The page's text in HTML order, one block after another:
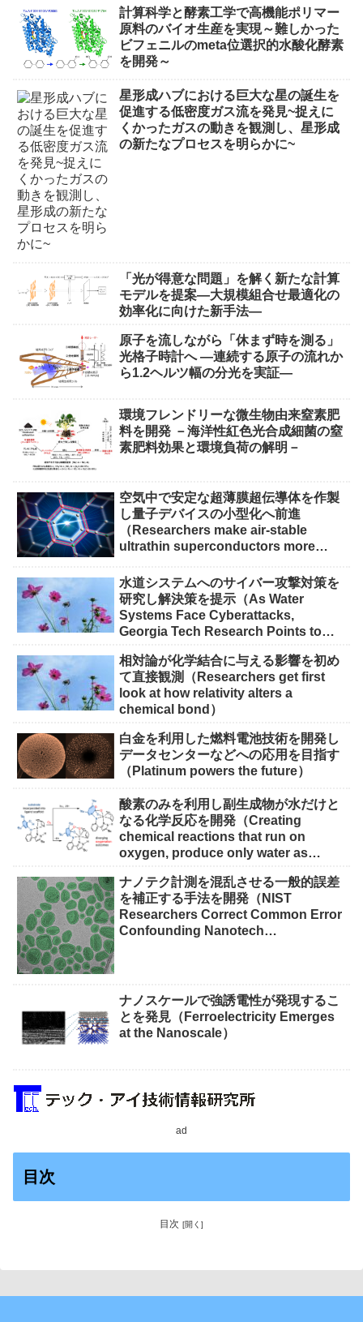
計算科学と酵素工学で高機能ポリマー
原料のバイオ生産を実現～難しかった
ビフェニルのmeta位選択的水酸化酵素
を開発～
星形成ハブにおける巨大な星の誕生を
促進する低密度ガス流を発見~捉えに
くかったガスの動きを観測し、星形成
の新たなプロセスを明らかに~
「光が得意な問題」を解く新たな計算
モデルを提案―大規模組合せ最適化の
効率化に向けた新手法―
原子を流しながら「休まず時を測る」
光格子時計へ ―連続する原子の流れか
ら1.2ヘルツ幅の分光を実証―
環境フレンドリーな微生物由来窒素肥
料を開発 －海洋性紅色光合成細菌の窒
素肥料効果と環境負荷の解明－
空気中で安定な超薄膜超伝導体を作製
し量子デバイスの小型化へ前進
（Researchers make air-stable
ultrathin superconductors more
水道システムへのサイバー攻撃対策を
研究し解決策を提示（As Water
Systems Face Cyberattacks,
Georgia Tech Research Points to
相対論が化学結合に与える影響を初め
て直接観測（Researchers get first
look at how relativity alters a
chemical bond）
白金を利用した燃料電池技術を開発し
データセンターなどへの応用を目指す
（Platinum powers the future）
酸素のみを利用し副生成物が水だけと
なる化学反応を開発（Creating
chemical reactions that run on
oxygen, produce only water as
ナノテク計測を混乱させる一般的誤差
を補正する手法を開発（NIST
Researchers Correct Common Error
Confounding Nanotech
ナノスケールで強誘電性が発現するこ
とを発見（Ferroelectricity Emerges
at the Nanoscale）
ad
目次
目次